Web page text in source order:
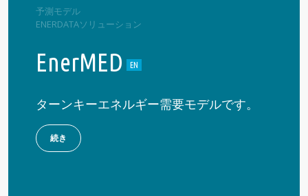
予測モデル
ENERDATAソリューション
EnerMED
ターンキーエネルギー需要モデルです。
続き